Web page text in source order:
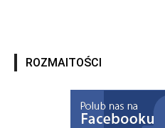
ROZMAITOŚCI